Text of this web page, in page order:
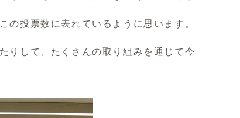
投票数に表れているように思います。
りして、たくさんの取り組みを通じて今